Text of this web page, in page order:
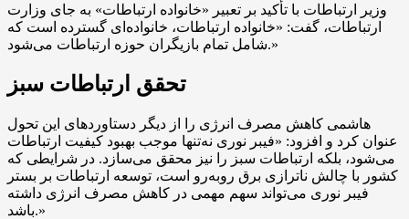
وزیر ارتباطات با تأکید بر تعبیر «خانواده ارتباطات» به جای وزارت
ارتباطات، گفت: «خانواده ارتباطات، خانواده‌ای گسترده است که
شامل تمام بازیگران حوزه ارتباطات می‌شود.»
تحقق ارتباطات سبز
هاشمی کاهش مصرف انرژی را از دیگر دستاوردهای این تحول
عنوان کرد و افزود: «فیبر نوری نه‌تنها موجب بهبود کیفیت ارتباطات
می‌شود، بلکه ارتباطات سبز را نیز محقق می‌سازد. در شرایطی که
کشور با چالش ناترازی برق روبه‌رو است، توسعه ارتباطات بر بستر
فیبر نوری می‌تواند سهم مهمی در کاهش مصرف انرژی داشته
باشد.»